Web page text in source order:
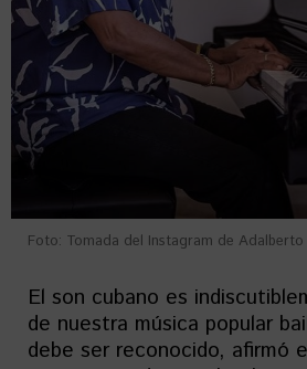
Foto: Tomada del Instagram de Adalberto
El son cubano es
de nuestra música popular
debe ser reconocido, afirmó